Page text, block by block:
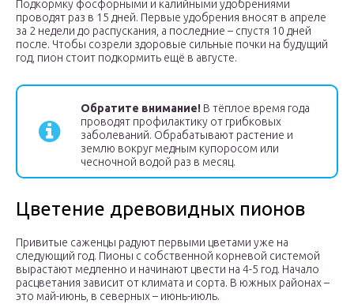
Подкормку фосфорными и калийными удобрениями
проводят раз в 15 дней. Первые удобрения вносят в апреле
за 2 недели до распускания, а последние – спустя 10 дней
после. Чтобы созрели здоровые сильные почки на будущий
год, пион стоит подкормить ещё в августе.
Обратите внимание! В тёплое время года
проводят профилактику от грибковых
заболеваний. Обрабатывают растение и
землю вокруг медным купоросом или
чесночной водой раз в месяц.
Цветение древовидных пионов
Привитые саженцы радуют первыми цветами уже на
следующий год. Пионы с собственной корневой системой
вырастают медленно и начинают цвести на 4-5 год. Начало
расцветания зависит от климата и сорта. В южных районах –
это май-июнь, в северных – июнь-июль.